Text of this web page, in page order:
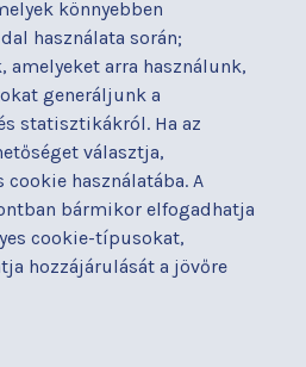
könnyebben
használata során;
arra használunk,
generáljunk a
statisztikákról. Ha az
választja,
cookie használatába. A
bármikor elfogadhatja
cookie-típusokat,
hozzájárulását a jövőre
Általános Orvostudományi Kar Gyakorló
Hírek
Parkolás
Térítéses ellátás
Videógaléria
Visszajelzések
Várólista
Közérdekű adatok